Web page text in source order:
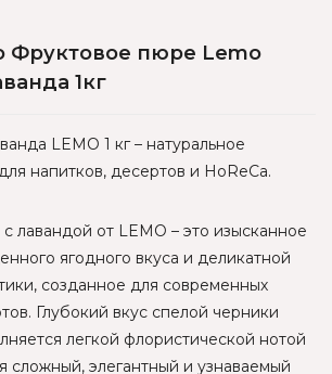
Фруктовое пюре Lemo
1кг
LEMO 1 кг – натуральное
напитков, десертов и HoReCa.
лавандой от LEMO – это изысканное
ягодного вкуса и деликатной
созданное для современных
Глубокий вкус спелой черники
легкой флористической нотой
сложный, элегантный и узнаваемый